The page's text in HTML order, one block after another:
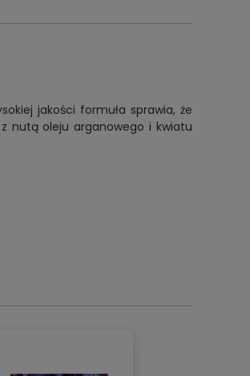
jakości formuła sprawia, że
nutą oleju arganowego i kwiatu